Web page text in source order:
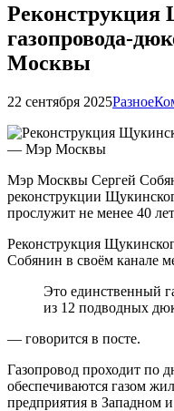
Реконструкция
газопровода-
Москвы
22 сентября 2025Разное
Мэр Москвы Сергей
реконструкции
прослужит не менее 40
Реконструкция
Собянин в своём канале
Это единственный
из 12 подводных
— говорится в посте.
Газопровод проходит по
обеспечиваются газом
предприятия в Западном